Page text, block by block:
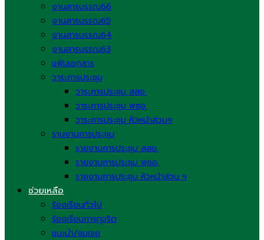
งานสารบรรณ66
งานสารบรรณ65
งานสารบรรณ64
งานสารบรรณ63
แฟ้มเอกสาร
วาระการประชุม
วาระการประชุม สสอ.
วาระการประชุม พชอ.
วาระการประชุม หัวหน้าส่วนฯ
รานงานการประชุม
รายงานการประชุม สสอ.
รายงานการประชุม พชอ.
รายงานการประชุม หัวหน้าส่วน ฯ
ช่วยเหลือ
ร้องเรียนทั่วไป
ร้องเรียนการทุจริต
แนะนำ/ชมเชย